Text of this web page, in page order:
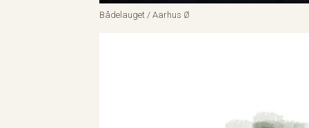
Bådelauget / Aarhus Ø